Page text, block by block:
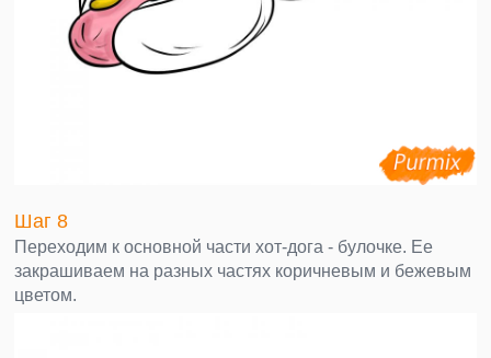
Шаг 8
Переходим к основной части хот-дога - булочке. Ее
закрашиваем на разных частях коричневым и бежевым
цветом.